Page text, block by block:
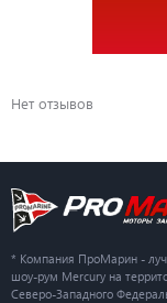
Нет отзывов
* Компания ПроМарин -
шоу-рум Mercury на
Северо-Западного